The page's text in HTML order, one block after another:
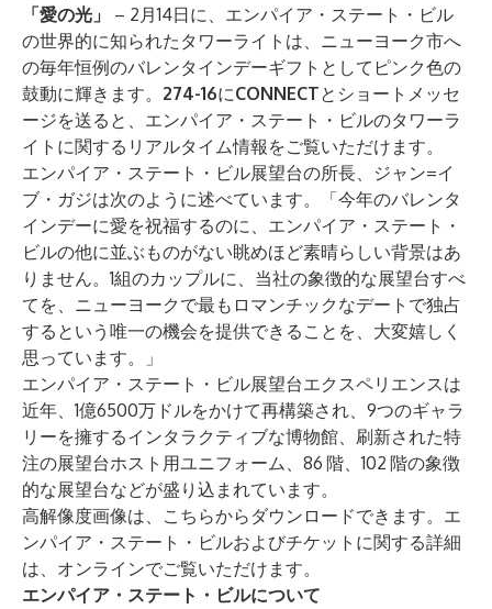
「愛の光」
– 2月14日に、エンパイア・ステート・ビル
の世界的に知られたタワーライトは、ニューヨーク市へ
の毎年恒例のバレンタインデーギフトとしてピンク色の
鼓動に輝きます。 274-16にCONNECTとショートメッセ
ージを送ると、エンパイア・ステート・ビルのタワーラ
イトに関するリアルタイム情報をご覧いただけます。
エンパイア・ステート・ビル展望台の所長、ジャン=イ
ブ・ガジは次のように述べています。「今年のバレンタ
インデーに愛を祝福するのに、エンパイア・ステート・
ビルの他に並ぶものがない眺めほど素晴らしい背景はあ
りません。1組のカップルに、当社の象徴的な展望台すべ
てを、ニューヨークで最もロマンチックなデートで独占
するという唯一の機会を提供できることを、大変嬉しく
思っています。」
エンパイア・ステート・ビル展望台エクスペリエンスは
近年、1億6500万ドルをかけて再構築され、9つのギャラ
リーを擁するインタラクティブな博物館、刷新された特
注の展望台ホスト用ユニフォーム、86 階、102 階の象徴
的な展望台などが盛り込まれています。
高解像度画像は、 こちらからダウンロードできます。エ
ンパイア・ステート・ビルおよびチケットに関する詳細
は、 オンラインでご覧いただけます。
エンパイア・ステート・ビルについて